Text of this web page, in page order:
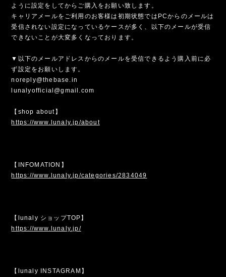
ように設定をしてからご購入をお願い致します。
キャリアメールをご利用のお客様は初期状態ではPCからのメールは
受信されない設定になっているケースが多く、以下のメールが受信
できないことが大変多くなっております。
▼以下のメールアドレスからのメールを受信できるよう購入前に必
ず設定をお願いします。
noreply@thebase.in
lunalyofficial@gmail.com
【shop about】
https://www.lunaly.jp/about
【INFOMATION】
https://www.lunaly.jp/categories/2834049
【lunaly ショップTOP】
https://www.lunaly.jp/
【lunaly INSTAGRAM】